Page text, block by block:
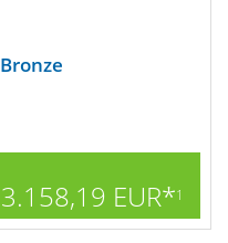
3.158,19 EUR*1